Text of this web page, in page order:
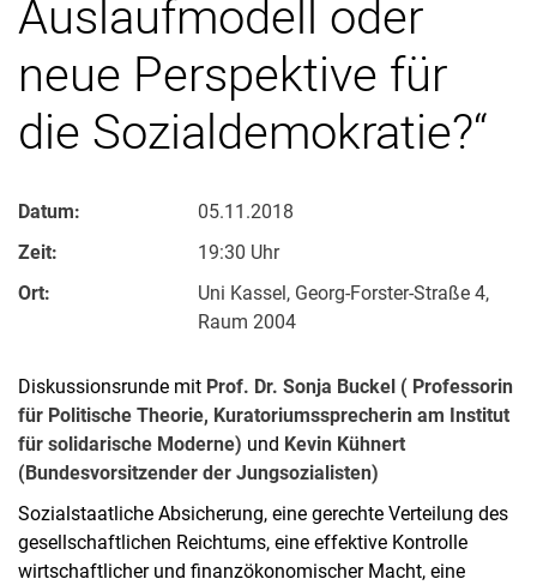
Auslaufmodell oder
neue Perspektive für
die Sozialdemokratie?“
Datum:
05.11.2018
Zeit:
19:30 Uhr
Ort:
Uni Kassel, Georg-Forster-Straße 4,
Raum 2004
Diskussionsrunde mit Prof. Dr. Sonja Buckel ( Professorin
für Politische Theorie, Kuratoriumssprecherin am Institut
für solidarische Moderne) und Kevin Kühnert
(Bundesvorsitzender der Jungsozialisten)
Sozialstaatliche Absicherung, eine gerechte Verteilung des
gesellschaftlichen Reichtums, eine effektive Kontrolle
wirtschaftlicher und finanzökonomischer Macht, eine